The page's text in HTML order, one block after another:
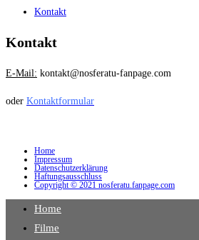
Kontakt
Kontakt
E-Mail: kontakt@nosferatu-fanpage.com
oder Kontaktformular
Home
Impressum
Datenschutzerklärung
Haftungsausschluss
Copyright © 2021 nosferatu.fanpage.com
Home
Filme